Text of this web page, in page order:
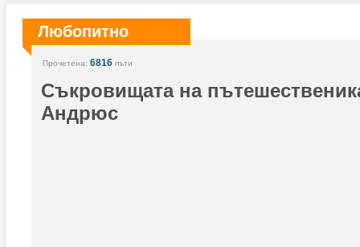
Любопитно
Прочетена: 6816 пъти
Съкровищата на
Андрюс